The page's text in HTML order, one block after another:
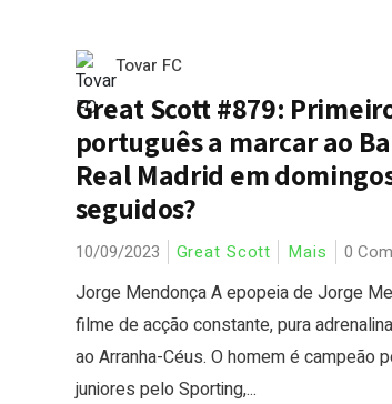
Tovar FC
Great Scott #879:
português a marcar ao
Real Madrid em
seguidos?
10/09/2023 Great Scott Mais 0
Jorge Mendonça A epopeia de Jorge
filme de acção constante, pura
ao Arranha-Céus. O homem é campeão
juniores pelo Sporting,...